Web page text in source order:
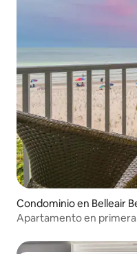
Condominio en Belleair
Apartamento en primera